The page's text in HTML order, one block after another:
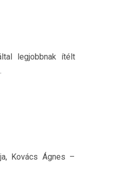
legjobbnak ítélt
Kovács Ágnes –